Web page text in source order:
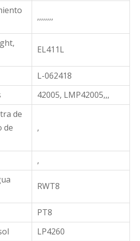
,,,,,,,,
EL411L
L-062418
42005, LMP42005,,,
de
de
,
,
RWT8
PT8
LP4260